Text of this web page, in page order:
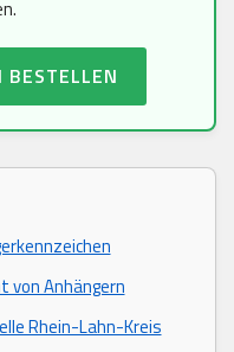
BESTELLEN
von Anhängern
Rhein-Lahn-Kreis